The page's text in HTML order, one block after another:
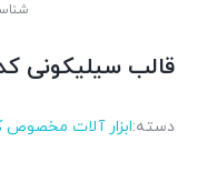
قالب سیلیکونی کد
دسته:ابزار آلات مخصوص